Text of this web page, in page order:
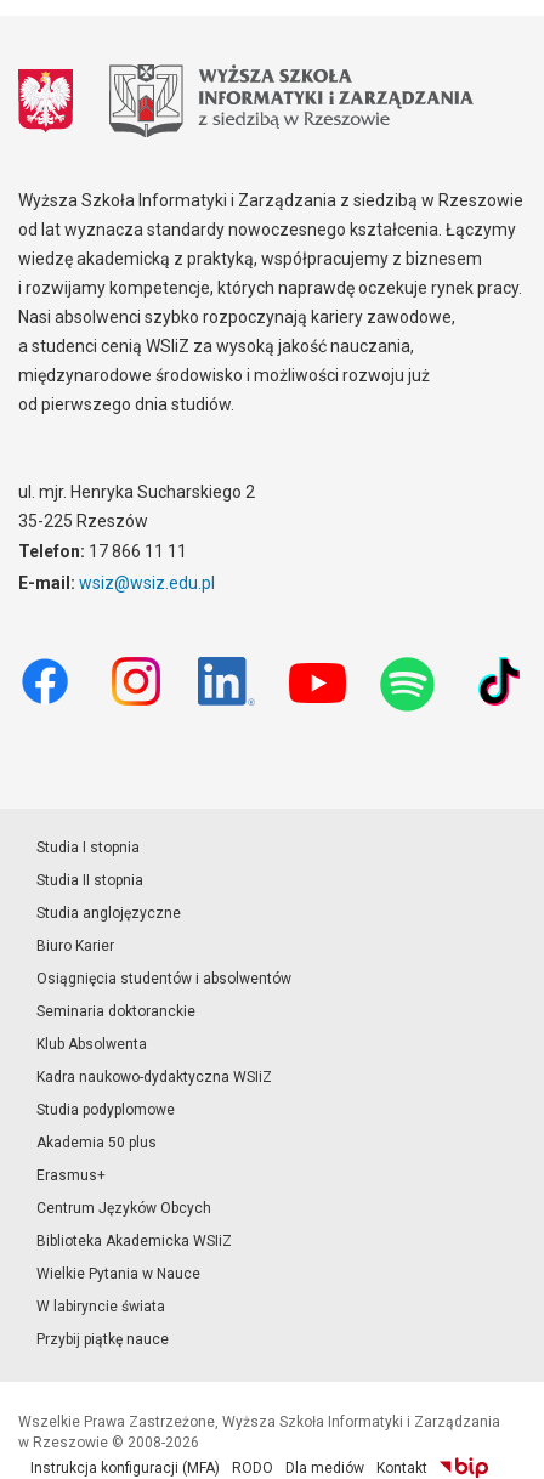
Wyższa Szkoła Informatyki i Zarządzania z siedzibą w Rzeszowie
od lat wyznacza standardy nowoczesnego kształcenia. Łączymy
wiedzę akademicką z praktyką, współpracujemy z biznesem
i rozwijamy kompetencje, których naprawdę oczekuje rynek pracy.
Nasi absolwenci szybko rozpoczynają kariery zawodowe,
a studenci cenią WSIiZ za wysoką jakość nauczania,
międzynarodowe środowisko i możliwości rozwoju już
od pierwszego dnia studiów.
ul. mjr. Henryka Sucharskiego 2
35-225 Rzeszów
Telefon: 17 866 11 11
E-mail: wsiz@wsiz.edu.pl
Studia I stopnia
Studia II stopnia
Studia anglojęzyczne
Biuro Karier
Osiągnięcia studentów i absolwentów
Seminaria doktoranckie
Klub Absolwenta
Kadra naukowo-dydaktyczna WSIiZ
Studia podyplomowe
Akademia 50 plus
Erasmus+
Centrum Języków Obcych
Biblioteka Akademicka WSIiZ
Wielkie Pytania w Nauce
W labiryncie świata
Przybij piątkę nauce
Wszelkie Prawa Zastrzeżone, Wyższa Szkoła Informatyki i Zarządzania
w Rzeszowie © 2008-2026
Instrukcja konfiguracji (MFA)
RODO Dla mediów Kontakt